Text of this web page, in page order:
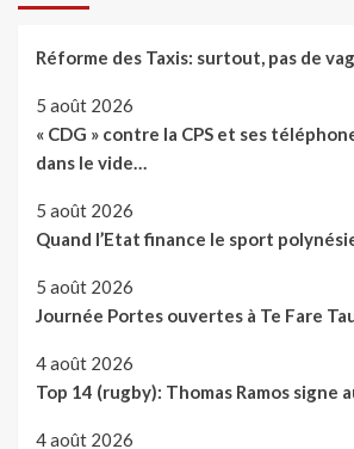
Réforme des Taxis: surtout, pas de
5 août 2026
« CDG » contre la CPS et ses
dans le vide…
5 août 2026
Quand l’Etat finance le sport
5 août 2026
Journée Portes ouvertes à Te Fare
4 août 2026
Top 14 (rugby): Thomas Ramos signe
4 août 2026